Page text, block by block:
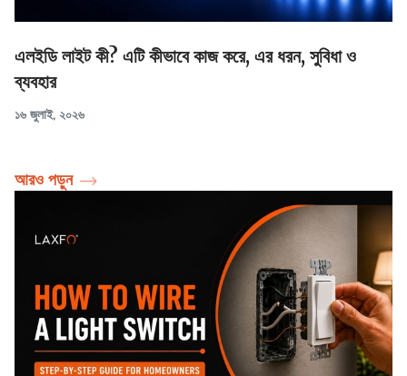
এলইডি লাইট কী? এটি কীভাবে কাজ করে, এর ধরন, সুবিধা ও
ব্যবহার
১৬ জুলাই, ২০২৬
আরও পড়ুন